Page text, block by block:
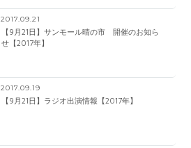
2017.09.21
【9月21日】サンモール晴の市 開催のお知ら
せ【2017年】
2017.09.19
【9月21日】ラジオ出演情報【2017年】